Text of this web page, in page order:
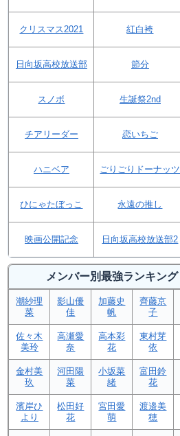
クリスマス2021 紅白袴
日向坂高校放送部 節分
スノボ 生誕祭2nd
チアリーダー 恋いちご
ハニベア ごりごりドーナッツ
ひにゃたぼっこ 永遠の推し
映画公開記念 日向坂高校放送部2
メンバー別最強ランキング
潮紗理
菜
影山優
佳
加藤史
帆
齊藤京
子
佐々木
美玲
高瀬愛
奈
高本彩
花
東村芽
依
金村美
玖
河田陽
菜
小坂菜
緒
富田鈴
花
濱岸ひ
より
松田好
花
宮田愛
萌
渡邉美
穂